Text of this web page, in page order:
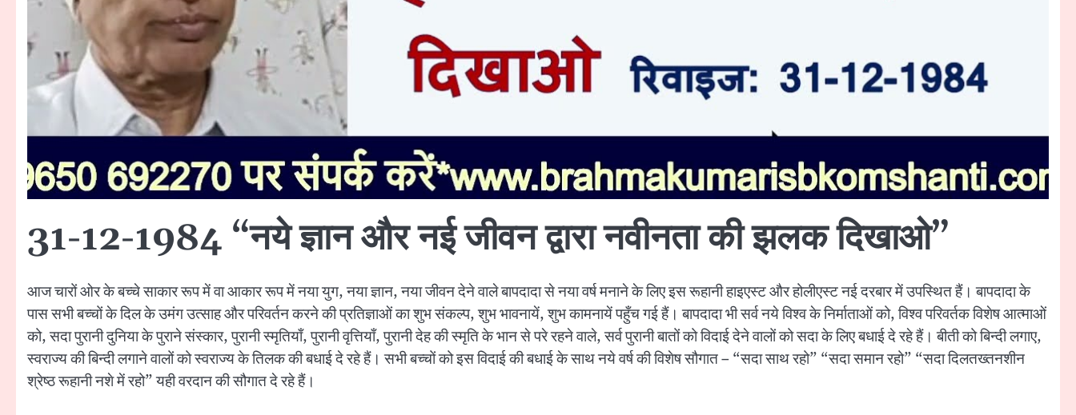
31-12-1984 “नये ज्ञान और नई जीवन द्वारा नवीनता की झलक दिखाओ”
आज चारों ओर के बच्चे साकार रूप में वा आकार रूप में नया युग, नया ज्ञान, नया जीवन देने वाले बापदादा से नया वर्ष मनाने के लिए इस रूहानी हाइएस्ट और होलीएस्ट नई दरबार में उपस्थित हैं। बापदादा के
पास सभी बच्चों के दिल के उमंग उत्साह और परिवर्तन करने की प्रतिज्ञाओं का शुभ संकल्प, शुभ भावनायें, शुभ कामनायें पहुँच गई हैं। बापदादा भी सर्व नये विश्व के निर्माताओं को, विश्व परिवर्तक विशेष आत्माओं
को, सदा पुरानी दुनिया के पुराने संस्कार, पुरानी स्मृतियाँ, पुरानी वृत्तियाँ, पुरानी देह की स्मृति के भान से परे रहने वाले, सर्व पुरानी बातों को विदाई देने वालों को सदा के लिए बधाई दे रहे हैं। बीती को बिन्दी लगाए,
स्वराज्य की बिन्दी लगाने वालों को स्वराज्य के तिलक की बधाई दे रहे हैं। सभी बच्चों को इस विदाई की बधाई के साथ नये वर्ष की विशेष सौगात – “सदा साथ रहो” “सदा समान रहो” “सदा दिलतख्तनशीन
श्रेष्ठ रूहानी नशे में रहो” यही वरदान की सौगात दे रहे हैं।